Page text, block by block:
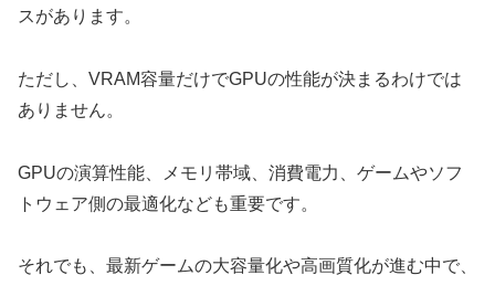
スがあります。
ただし、VRAM容量だけでGPUの性能が決まるわけでは
ありません。
GPUの演算性能、メモリ帯域、消費電力、ゲームやソフ
トウェア側の最適化なども重要です。
それでも、最新ゲームの大容量化や高画質化が進む中で、